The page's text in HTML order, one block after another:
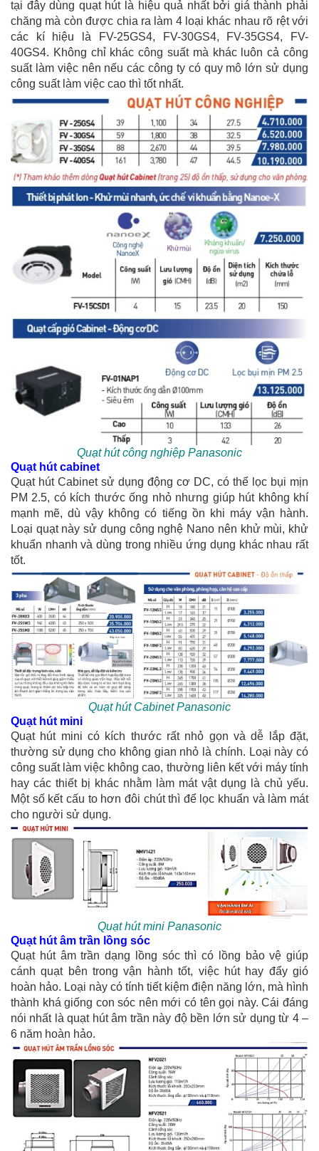
tại đây dùng quạt hút là hiệu quả nhất bởi giá thành phải
chăng mà còn được chia ra làm 4 loại khác nhau rõ rệt với
các kí hiệu là FV-25GS4, FV-30GS4, FV-35GS4, FV-
40GS4. Không chỉ khác công suất mà khác luôn cả công
suất làm việc nên nếu các công ty có quy mô lớn sử dụng
công suất làm việc cao thì tốt nhất.
Quạt hút công nghiệp Panasonic
Quạt hút cabinet
Quạt hút Cabinet sử dụng động cơ DC, có thể lọc bụi mịn
PM 2.5, có kích thước ống nhỏ nhưng giúp hút không khí
mạnh mẽ, dù vậy không có tiếng ồn khi máy vận hành.
Loại quạt này sử dụng công nghệ Nano nên khử mùi, khử
khuẩn nhanh và dùng trong nhiều ứng dụng khác nhau rất
tốt.
Quạt hút Cabinet Panasonic
Quạt hút mini
Quạt hút mini có kích thước rất nhỏ gọn và dễ lắp đặt,
thường sử dụng cho không gian nhỏ là chính. Loại này có
công suất làm việc không cao, thường liên kết với máy tính
hay các thiết bị khác nhằm làm mát vật dụng là chủ yếu.
Một số kết cấu to hơn đôi chút thì để lọc khuẩn và làm mát
cho người sử dụng.
Quạt hút mini Panasonic
Quạt hút âm trần lồng sóc
Quạt hút âm trần dạng lồng sóc thì có lồng bảo vệ giúp
cánh quạt bên trong vận hành tốt, việc hút hay đẩy gió
hoàn hảo. Loại này có tính tiết kiệm điện năng lớn, mà hình
thành khá giống con sóc nên mới có tên gọi này. Cái đáng
nói nhất là quạt hút âm trần này độ bền lớn sử dụng từ 4 –
6 năm hoàn hảo.